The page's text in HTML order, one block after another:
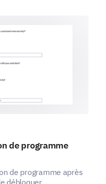
de programme
de programme après
débloquer